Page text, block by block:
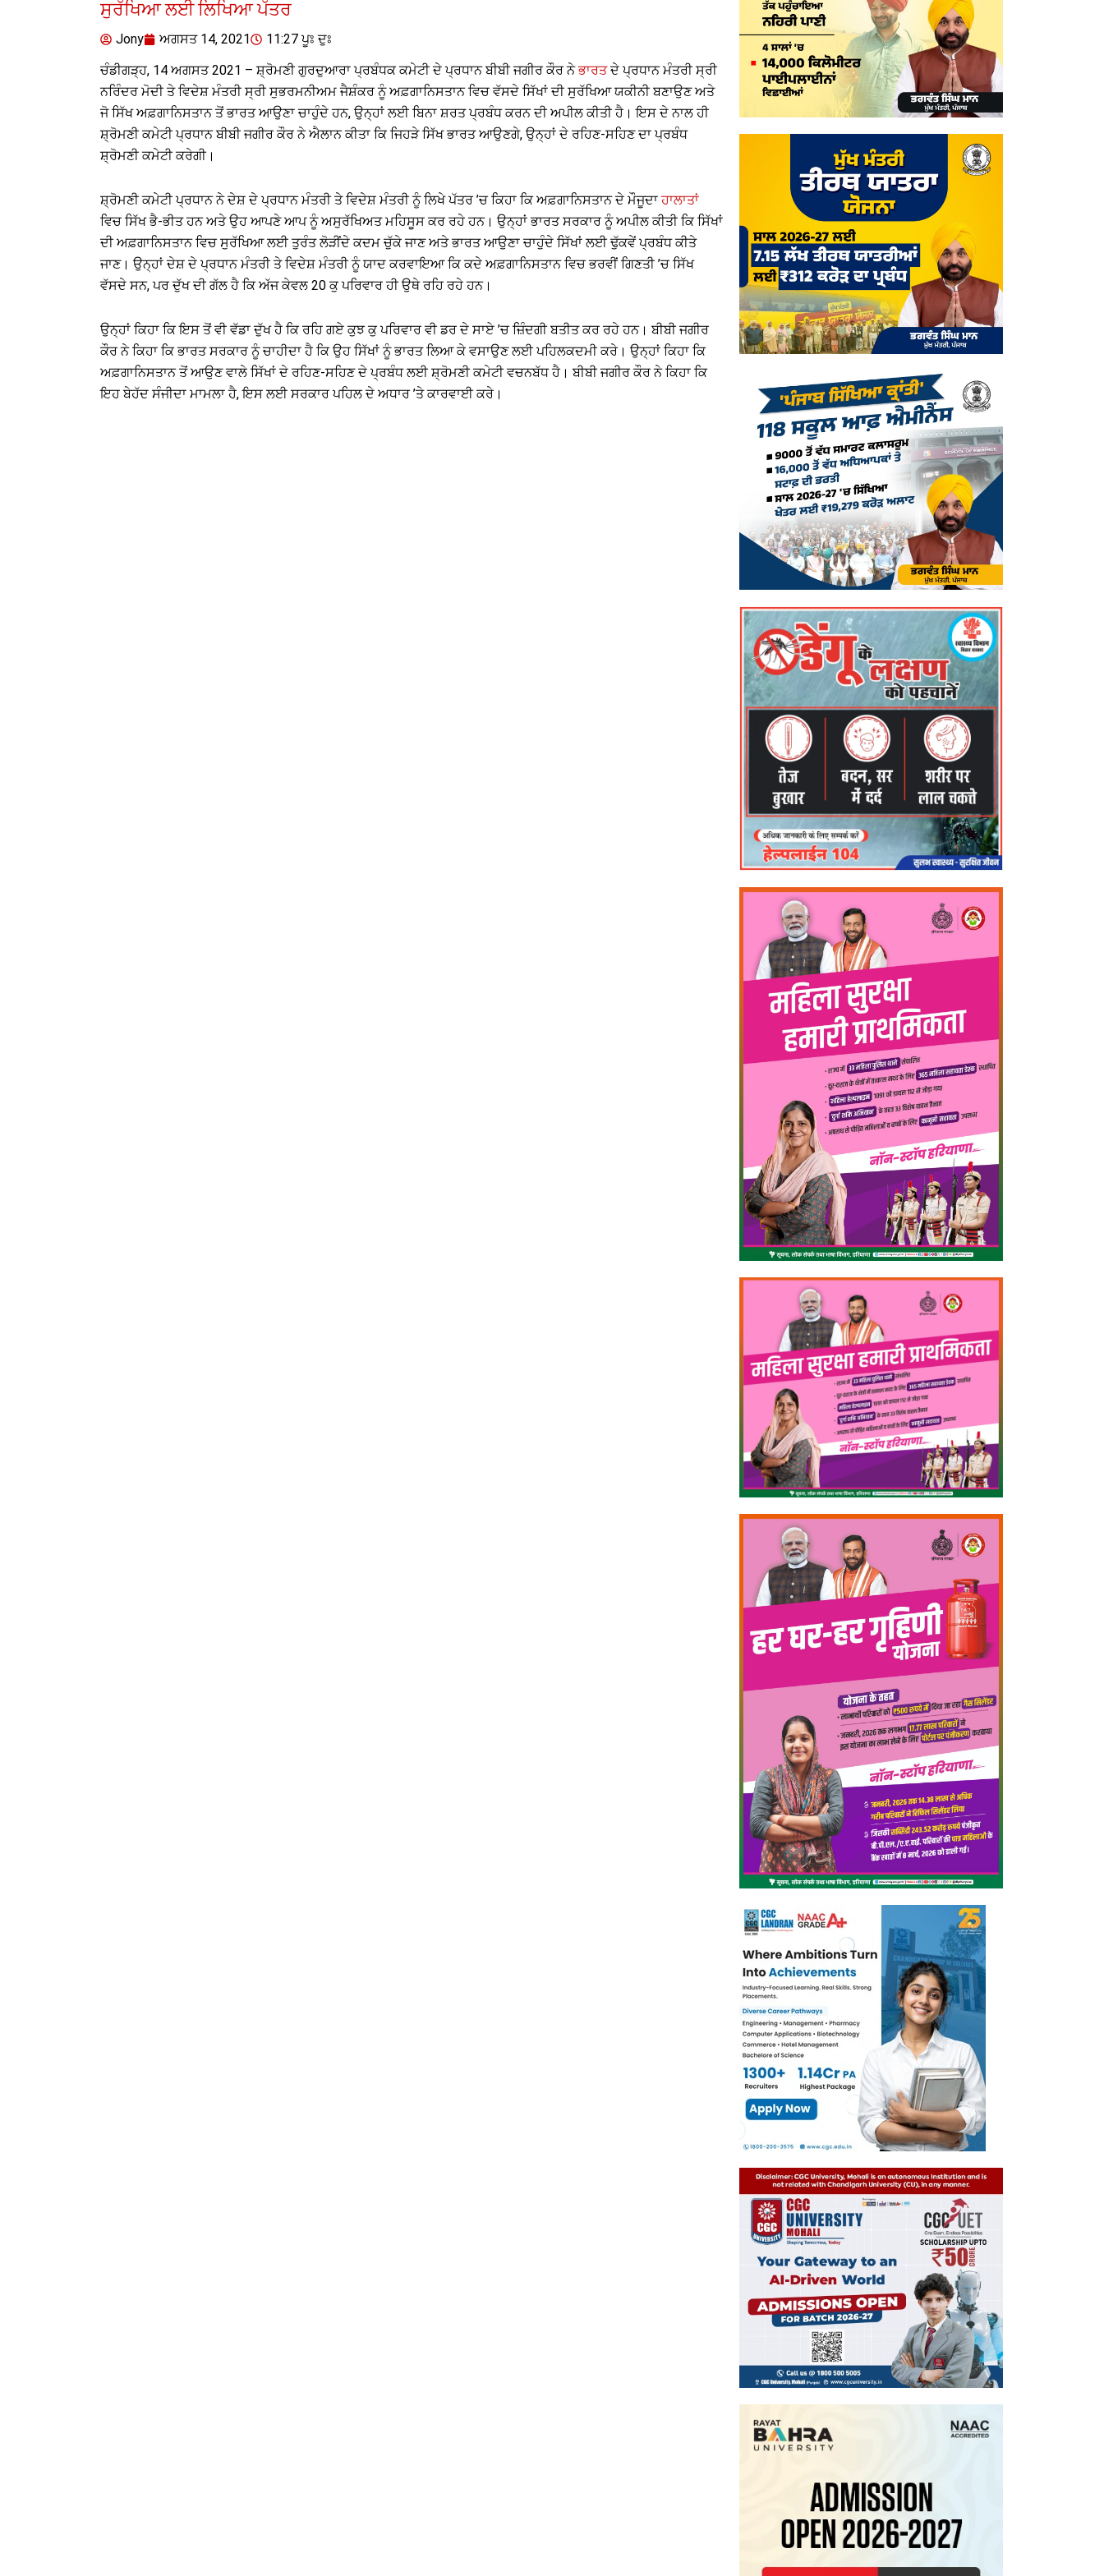
ਸੁਰੱਖਿਆ ਲਈ ਲਿਖਿਆ ਪੱਤਰ
Jony ਅਗਸਤ 14, 2021
11:27 ਪੂਃ ਦੁਃ
ਚੰਡੀਗੜ੍ਹ, 14 ਅਗਸਤ 2021 – ਸ਼੍ਰੋਮਣੀ ਗੁਰਦੁਆਰਾ ਪ੍ਰਬੰਧਕ ਕਮੇਟੀ ਦੇ ਪ੍ਰਧਾਨ ਬੀਬੀ ਜਗੀਰ ਕੌਰ ਨੇਭਾਰਤਦੇ ਪ੍ਰਧਾਨ ਮੰਤਰੀ ਸ੍ਰੀ
ਨਰਿੰਦਰ ਮੋਦੀ ਤੇ ਵਿਦੇਸ਼ ਮੰਤਰੀ ਸ੍ਰੀ ਸੁਭਰਮਨੀਅਮ ਜੈਸ਼ੰਕਰ ਨੂੰ ਅਫ਼ਗਾਨਿਸਤਾਨ ਵਿਚ ਵੱਸਦੇ ਸਿੱਖਾਂ ਦੀ ਸੁਰੱਖਿਆ ਯਕੀਨੀ ਬਣਾਉਣ ਅਤੇ
ਜੋ ਸਿੱਖ ਅਫ਼ਗਾਨਿਸਤਾਨ ਤੋਂ ਭਾਰਤ ਆਉਣਾ ਚਾਹੁੰਦੇ ਹਨ, ਉਨ੍ਹਾਂ ਲਈ ਬਿਨਾ ਸ਼ਰਤ ਪ੍ਰਬੰਧ ਕਰਨ ਦੀ ਅਪੀਲ ਕੀਤੀ ਹੈ। ਇਸ ਦੇ ਨਾਲ ਹੀ
ਸ਼੍ਰੋਮਣੀ ਕਮੇਟੀ ਪ੍ਰਧਾਨ ਬੀਬੀ ਜਗੀਰ ਕੌਰ ਨੇ ਐਲਾਨ ਕੀਤਾ ਕਿ ਜਿਹੜੇ ਸਿੱਖ ਭਾਰਤ ਆਉਣਗੇ, ਉਨ੍ਹਾਂ ਦੇ ਰਹਿਣ-ਸਹਿਣ ਦਾ ਪ੍ਰਬੰਧ
ਸ਼੍ਰੋਮਣੀ ਕਮੇਟੀ ਕਰੇਗੀ।
ਸ਼੍ਰੋਮਣੀ ਕਮੇਟੀ ਪ੍ਰਧਾਨ ਨੇ ਦੇਸ਼ ਦੇ ਪ੍ਰਧਾਨ ਮੰਤਰੀ ਤੇ ਵਿਦੇਸ਼ ਮੰਤਰੀ ਨੂੰ ਲਿਖੇ ਪੱਤਰ ’ਚ ਕਿਹਾ ਕਿ ਅਫ਼ਗਾਨਿਸਤਾਨ ਦੇ ਮੌਜੂਦਾਹਾਲਾਤਾਂ
ਵਿਚ ਸਿੱਖ ਭੈ-ਭੀਤ ਹਨ ਅਤੇ ਉਹ ਆਪਣੇ ਆਪ ਨੂੰ ਅਸੁਰੱਖਿਅਤ ਮਹਿਸੂਸ ਕਰ ਰਹੇ ਹਨ। ਉਨ੍ਹਾਂ ਭਾਰਤ ਸਰਕਾਰ ਨੂੰ ਅਪੀਲ ਕੀਤੀ ਕਿ ਸਿੱਖਾਂ
ਦੀ ਅਫ਼ਗਾਨਿਸਤਾਨ ਵਿਚ ਸੁਰੱਖਿਆ ਲਈ ਤੁਰੰਤ ਲੋੜੀਂਦੇ ਕਦਮ ਚੁੱਕੇ ਜਾਣ ਅਤੇ ਭਾਰਤ ਆਉਣਾ ਚਾਹੁੰਦੇ ਸਿੱਖਾਂ ਲਈ ਢੁੱਕਵੇਂ ਪ੍ਰਬੰਧ ਕੀਤੇ
ਜਾਣ। ਉਨ੍ਹਾਂ ਦੇਸ਼ ਦੇ ਪ੍ਰਧਾਨ ਮੰਤਰੀ ਤੇ ਵਿਦੇਸ਼ ਮੰਤਰੀ ਨੂੰ ਯਾਦ ਕਰਵਾਇਆ ਕਿ ਕਦੇ ਅਫ਼ਗਾਨਿਸਤਾਨ ਵਿਚ ਭਰਵੀਂ ਗਿਣਤੀ ’ਚ ਸਿੱਖ
ਵੱਸਦੇ ਸਨ, ਪਰ ਦੁੱਖ ਦੀ ਗੱਲ ਹੈ ਕਿ ਅੱਜ ਕੇਵਲ 20 ਕੁ ਪਰਿਵਾਰ ਹੀ ਉਥੇ ਰਹਿ ਰਹੇ ਹਨ।
ਉਨ੍ਹਾਂ ਕਿਹਾ ਕਿ ਇਸ ਤੋਂ ਵੀ ਵੱਡਾ ਦੁੱਖ ਹੈ ਕਿ ਰਹਿ ਗਏ ਕੁਝ ਕੁ ਪਰਿਵਾਰ ਵੀ ਡਰ ਦੇ ਸਾਏ ’ਚ ਜ਼ਿੰਦਗੀ ਬਤੀਤ ਕਰ ਰਹੇ ਹਨ। ਬੀਬੀ ਜਗੀਰ
ਕੌਰ ਨੇ ਕਿਹਾ ਕਿ ਭਾਰਤ ਸਰਕਾਰ ਨੂੰ ਚਾਹੀਦਾ ਹੈ ਕਿ ਉਹ ਸਿੱਖਾਂ ਨੂੰ ਭਾਰਤ ਲਿਆ ਕੇ ਵਸਾਉਣ ਲਈ ਪਹਿਲਕਦਮੀ ਕਰੇ। ਉਨ੍ਹਾਂ ਕਿਹਾ ਕਿ
ਅਫ਼ਗਾਨਿਸਤਾਨ ਤੋਂ ਆਉਣ ਵਾਲੇ ਸਿੱਖਾਂ ਦੇ ਰਹਿਣ-ਸਹਿਣ ਦੇ ਪ੍ਰਬੰਧ ਲਈ ਸ਼੍ਰੋਮਣੀ ਕਮੇਟੀ ਵਚਨਬੱਧ ਹੈ। ਬੀਬੀ ਜਗੀਰ ਕੌਰ ਨੇ ਕਿਹਾ ਕਿ
ਇਹ ਬੇਹੱਦ ਸੰਜੀਦਾ ਮਾਮਲਾ ਹੈ, ਇਸ ਲਈ ਸਰਕਾਰ ਪਹਿਲ ਦੇ ਅਧਾਰ ’ਤੇ ਕਾਰਵਾਈ ਕਰੇ।